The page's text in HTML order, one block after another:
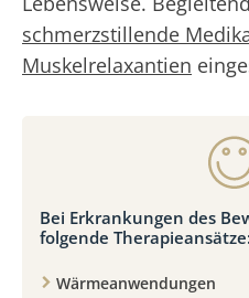
schmerzstillende
Muskelrelaxantien
Bei Erkrankungen des
folgende Therapieansätze:
Wärmeanwendungen